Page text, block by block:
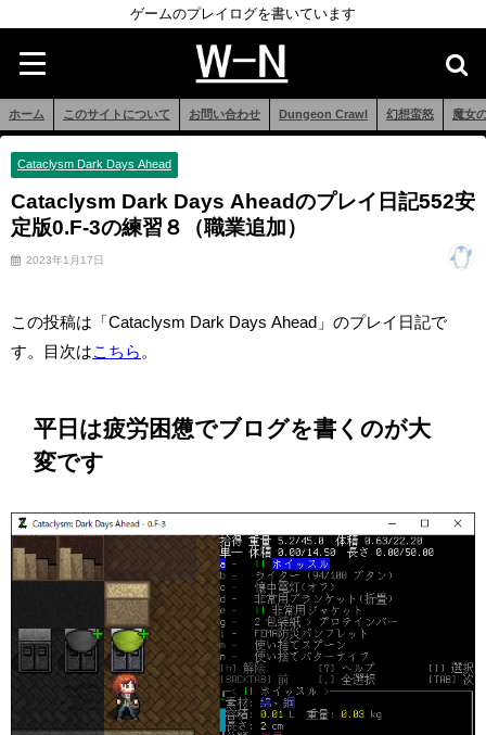
ゲームのプレイログを書いています
ホーム このサイトについて お問い合わせ Dungeon Crawl 幻想蛮怒 魔女
Cataclysm Dark Days Ahead
Cataclysm Dark Days Aheadのプレイ日記552安
定版0.F-3の練習８（職業追加）
2023年1月17日
この投稿は「Cataclysm Dark Days Ahead」のプレイ日記で
す。目次は こちら
平日は疲労困憊でブログを書くのが大
変です